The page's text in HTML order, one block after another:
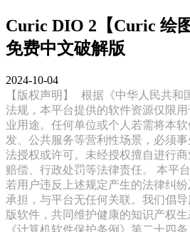
Curic DIO 2【Curic 绘
免费中文破解版
2024-10-04
【版权声明】
根据《中华人民共和
法规，本平台提供的软件资源仅限
业用途。任何单位或个人若需将本
发、公共服务等营利性场景，必须
法授权或许可。未经授权擅自进行
赔偿、行政处罚等法律责任。 本平
若用户违反上述规定产生的法律纠
承担，与平台无任何关联。我们倡
版软件，共同维护健康的知识产权
《计算机软件保护条例》第二十四